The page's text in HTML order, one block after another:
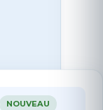
NOUVEAU